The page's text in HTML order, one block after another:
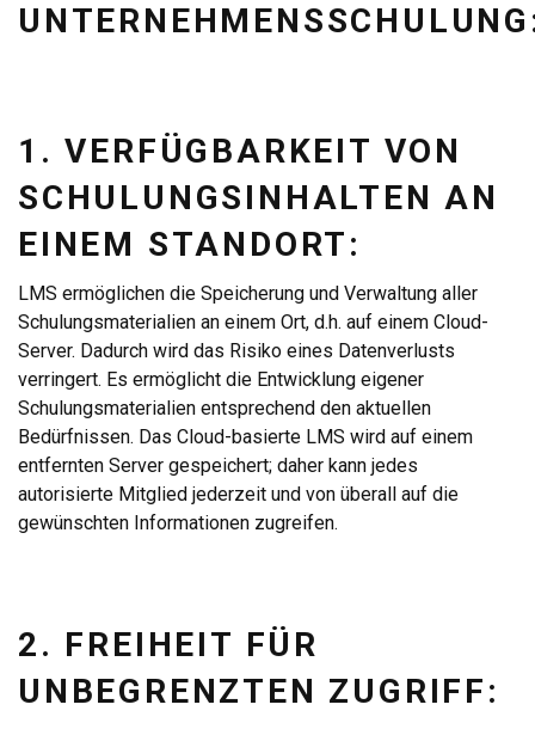
1. VERFÜGBARKEIT VON
SCHULUNGSINHALTEN AN
EINEM STANDORT:
LMS ermöglichen die Speicherung und Verwaltung aller
Schulungsmaterialien an einem Ort, d.h. auf einem Cloud-
Server. Dadurch wird das Risiko eines Datenverlusts
verringert. Es ermöglicht die Entwicklung eigener
Schulungsmaterialien entsprechend den aktuellen
Bedürfnissen. Das Cloud-basierte LMS wird auf einem
entfernten Server gespeichert; daher kann jedes
autorisierte Mitglied jederzeit und von überall auf die
gewünschten Informationen zugreifen.
2. FREIHEIT FÜR
UNBEGRENZTEN ZUGRIFF: